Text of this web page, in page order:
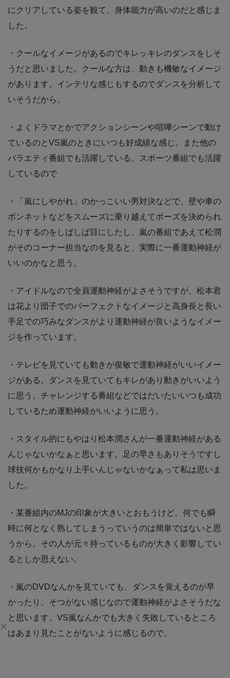
にクリアしている姿を観て、身体能力が高いのだと感じま
した。
・クールなイメージがあるのでキレッキレのダンスをしそ
うだと思いました。クールな方は、動きも機敏なイメージ
があります。インテリな感じもするのでダンスを分析して
いそうだから。
・よくドラマとかでアクションシーンや喧嘩シーンで動け
ているのとVS嵐のときにいつも好成績な感じ。また他の
バラエティ番組でも活躍している、スポーツ番組でも活躍
しているので
・「嵐にしやがれ」のかっこいい男対決などで、壁や車の
ボンネットなどをスムーズに乗り越えてポーズを決められ
たりするのをしばしば目にしたし、嵐の番組であえて松潤
がそのコーナー担当なのを見ると、実際に一番運動神経が
いいのかなと思う。
・アイドルなので全員運動神経がよさそうですが、松本君
は花より団子でのパーフェクトなイメージと高身長と長い
手足での巧みなダンスがより運動神経が良いようなイメー
ジを作っています。
・テレビを見ていても動きが俊敏で運動神経がいいイメー
ジがある。ダンスを見ていてもキレがあり動きがいいよう
に思う。チャレンジする番組などではだいたいいつも成功
しているため運動神経がいいように思う。
・スタイル的にもやはり松本潤さんが一番運動神経がある
んじゃないかなぁと思います。足の早さもありそうですし
球技何かもかなり上手いんじゃないかなぁって私は思いま
した。
・某番組内のMJの印象が大きいとおもうけど。何でも瞬
時に何となく熟してしまうっていうのは簡単ではないと思
うから。その人が元々持っているものが大きく影響してい
るとしか思えない。
・嵐のDVDなんかを見ていても、ダンスを覚えるのが早
かったり、そつがない感じなので運動神経がよさそうだな
と思います。VS嵐なんかでも大きく失敗しているところ
はあまり見たことがないように感じるので。